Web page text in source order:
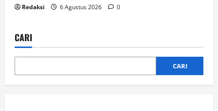
Redaksi 6 Agustus 2026 0
CARI
CARI